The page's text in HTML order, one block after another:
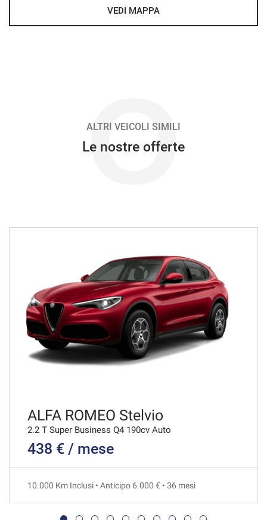
907€/mese
952€/mese
48 Mesi
VEDI
956€/mese
VEDI
979€/mese
48 Mesi
VEDI MAPPA
O
ALTRI VEICOLI SIMILI
Le nostre offerte
ALFA ROMEO Stelvio
2.2 T Super Business Q4 190cv Auto
438 € / mese
10.000 Km Inclusi • Anticipo 6.000 € • 36 mesi